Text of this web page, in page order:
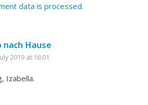
data is processed.
nach Hause
2019 at 16:01
Izabella.